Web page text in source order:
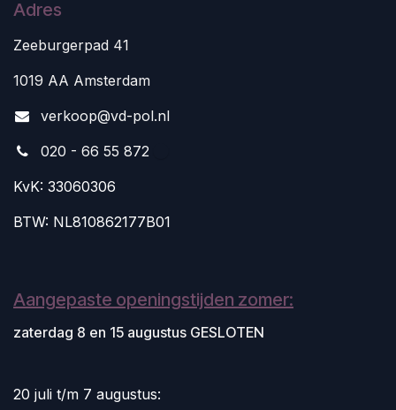
Adres
Zeeburgerpad 41
1019 AA Amsterdam
verkoop@vd-pol.nl
020 - 66 55 872
KvK: 33060306
BTW: NL810862177B01
Aangepaste openingstijden zomer:
zaterdag 8 en 15 augustus GESLOTEN
20 juli t/m 7 augustus: